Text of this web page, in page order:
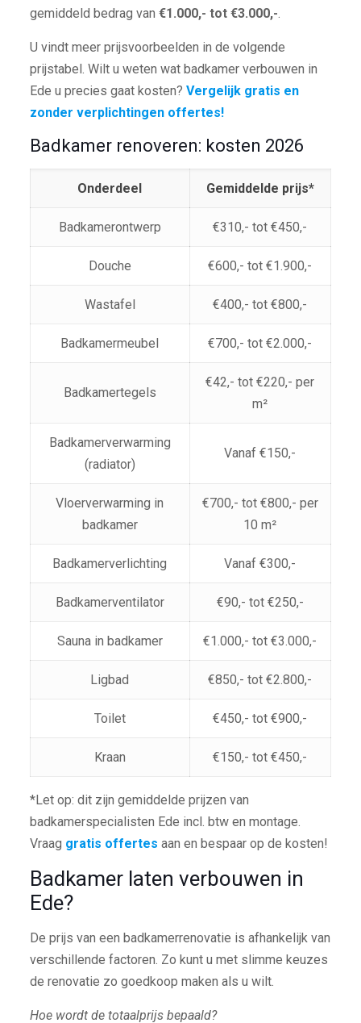
gemiddeld bedrag van €1.000,- tot €3.000,-.
U vindt meer prijsvoorbeelden in de volgende
prijstabel. Wilt u weten wat badkamer verbouwen in
Ede u precies gaat kosten? Vergelijk gratis en
zonder verplichtingen offertes!
Badkamer renoveren: kosten 2026
Onderdeel Gemiddelde prijs*
Badkamerontwerp €310,- tot €450,-
Douche €600,- tot €1.900,-
Wastafel €400,- tot €800,-
Badkamermeubel €700,- tot €2.000,-
Badkamertegels
€42,- tot €220,- per
m²
Badkamerverwarming
(radiator)
Vanaf €150,-
Vloerverwarming in
badkamer
€700,- tot €800,- per
10 m²
Badkamerverlichting Vanaf €300,-
Badkamerventilator €90,- tot €250,-
Sauna in badkamer €1.000,- tot €3.000,-
Ligbad €850,- tot €2.800,-
Toilet €450,- tot €900,-
Kraan €150,- tot €450,-
*Let op: dit zijn gemiddelde prijzen van
badkamerspecialisten Ede incl. btw en montage.
Vraag gratis offertes aan en bespaar op de kosten!
Badkamer laten verbouwen in
Ede?
De prijs van een badkamerrenovatie is afhankelijk van
verschillende factoren. Zo kunt u met slimme keuzes
de renovatie zo goedkoop maken als u wilt.
Hoe wordt de totaalprijs bepaald?